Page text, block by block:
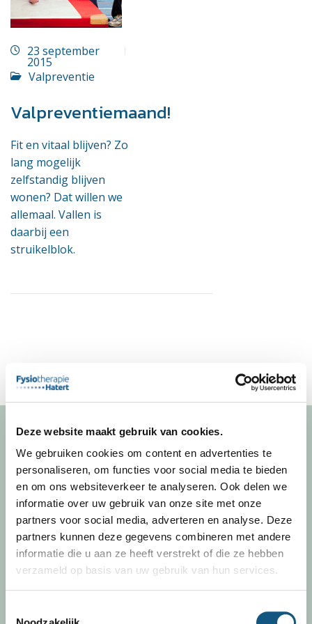
Deze website maakt gebruik van cookies.
We gebruiken cookies om content en advertenties te
personaliseren, om functies voor social media te bieden
en om ons websiteverkeer te analyseren. Ook delen we
informatie over uw gebruik van onze site met onze
partners voor social media, adverteren en analyse. Deze
partners kunnen deze gegevens combineren met andere
informatie die u aan ze heeft verstrekt of die ze hebben
verzameld op basis van uw gebruik van hun services.
23 september
2015
Valpreventie
Valpreventiemaand!
Fit en vitaal blijven? Zo
lang mogelijk
zelfstandig blijven
wonen? Dat willen we
allemaal. Vallen is
daarbij een
struikelblok.
Fysiotherapie Hatert
Geeresteinstraat 32
6535 JX Nijmegen
6535 NB Nijmegen